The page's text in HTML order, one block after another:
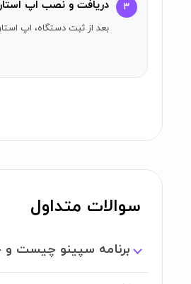
قابلیت‌های برنامه سپینو
خرید شارژ و بسته‌های
گزارش‌گیری دقیق از
رابط کاربری ساده و
۳ دریافت و نصب اپ استار
بعد از ثبت دستگاه، اپ
سوالات متداول
برنامه سپینو چیست و